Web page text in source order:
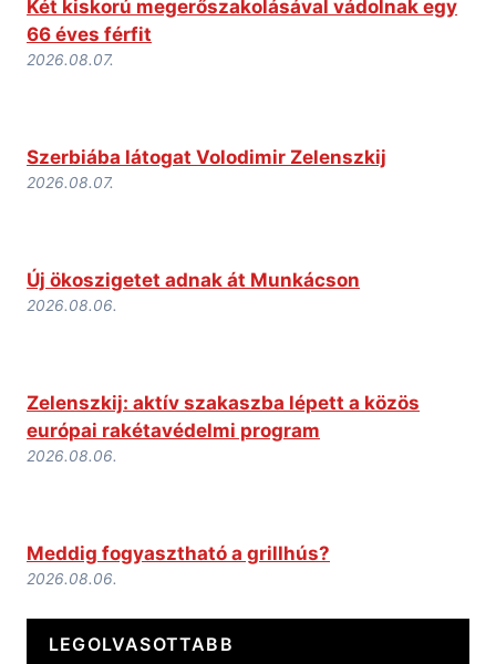
Két kiskorú megerőszakolásával vádolnak egy
66 éves férfit
2026.08.07.
Szerbiába látogat Volodimir Zelenszkij
2026.08.07.
Új ökoszigetet adnak át Munkácson
2026.08.06.
Zelenszkij: aktív szakaszba lépett a közös
európai rakétavédelmi program
2026.08.06.
Meddig fogyasztható a grillhús?
2026.08.06.
LEGOLVASOTTABB